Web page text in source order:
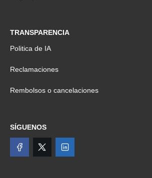
TRANSPARENCIA
Politica de IA
Reclamaciones
Rembolsos o cancelaciones
SÍGUENOS